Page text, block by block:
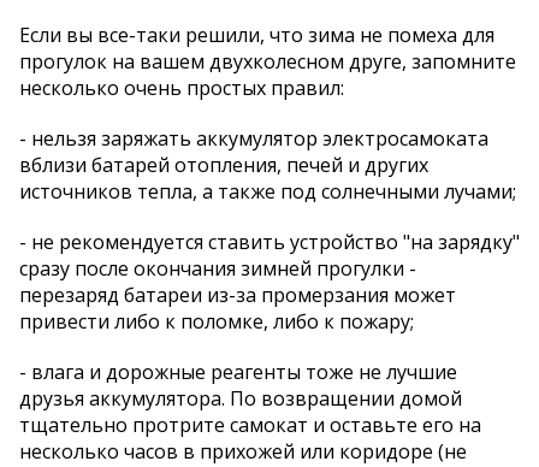
Если вы все-таки решили, что зима не помеха для
прогулок на вашем двухколесном друге, запомните
несколько очень простых правил:
- нельзя заряжать аккумулятор электросамоката
вблизи батарей отопления, печей и других
источников тепла, а также под солнечными лучами;
- не рекомендуется ставить устройство "на зарядку"
сразу после окончания зимней прогулки -
перезаряд батареи из-за промерзания может
привести либо к поломке, либо к пожару;
- влага и дорожные реагенты тоже не лучшие
друзья аккумулятора. По возвращении домой
тщательно протрите самокат и оставьте его на
несколько часов в прихожей или коридоре (не